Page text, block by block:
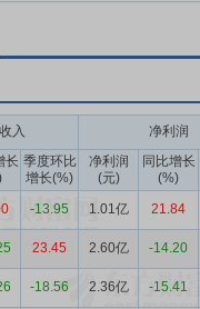
入 净利润
长 季度环比
增长(%)
净利润
(元)
同比增长
(%)
-13.95 1.01亿 21.84
23.45 2.60亿 -14.20
-18.56 2.36亿 -15.41